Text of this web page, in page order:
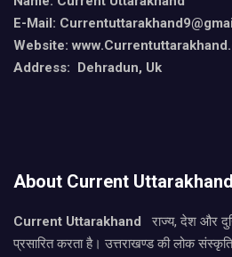
E-Mail: Currentuttarakhand9
Website:
Address: Dehradun, Uk
About Current Uttarakhand
Current Uttarakhand
राज्य, देश और
प्रसारित करता है। उत्तराखण्ड की लोक